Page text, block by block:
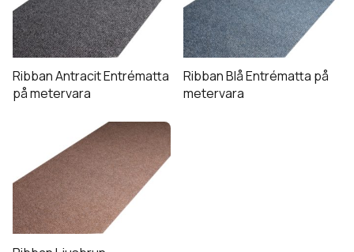
Ribban Antracit Entrématta
på metervara
Ribban Blå Entrématta på
metervara